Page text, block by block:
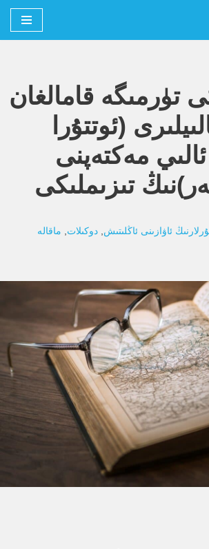
تۈرمىگە قامالغان
(ئوتتۇرا
مەكتەپنى
تىزىملىكى
ئاۋازىنى ئاڭلىتىش, دوكىلات, ماقالە